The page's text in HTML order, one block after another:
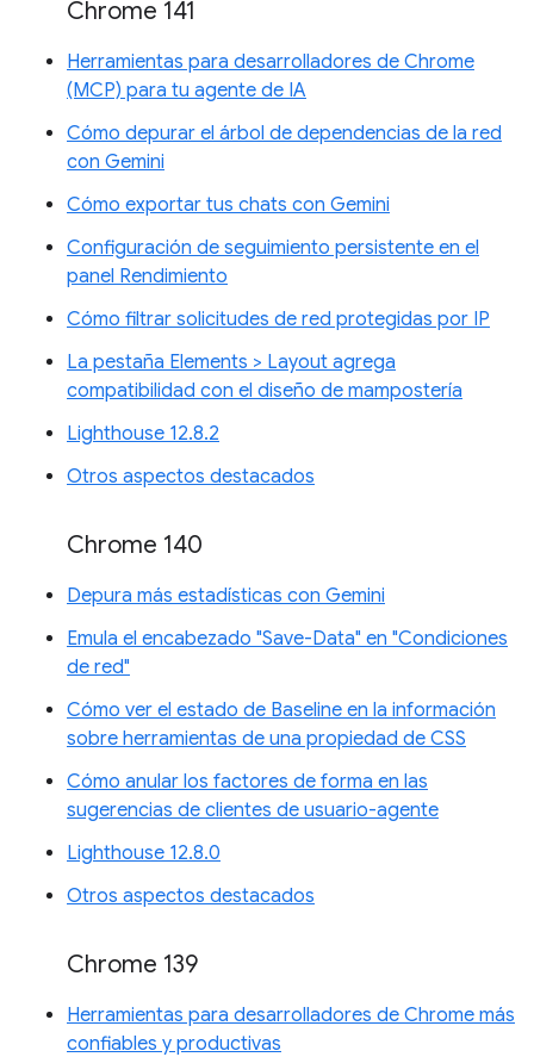
Chrome 141
Herramientas para desarrolladores de Chrome
(MCP) para tu agente de IA
Cómo depurar el árbol de dependencias de la red
con Gemini
Cómo exportar tus chats con Gemini
Configuración de seguimiento persistente en el
panel Rendimiento
Cómo filtrar solicitudes de red protegidas por IP
La pestaña Elements > Layout agrega
compatibilidad con el diseño de mampostería
Lighthouse 12.8.2
Otros aspectos destacados
Chrome 140
Depura más estadísticas con Gemini
Emula el encabezado "Save-Data" en "Condiciones
de red"
Cómo ver el estado de Baseline en la información
sobre herramientas de una propiedad de CSS
Cómo anular los factores de forma en las
sugerencias de clientes de usuario-agente
Lighthouse 12.8.0
Otros aspectos destacados
Chrome 139
Herramientas para desarrolladores de Chrome más
confiables y productivas